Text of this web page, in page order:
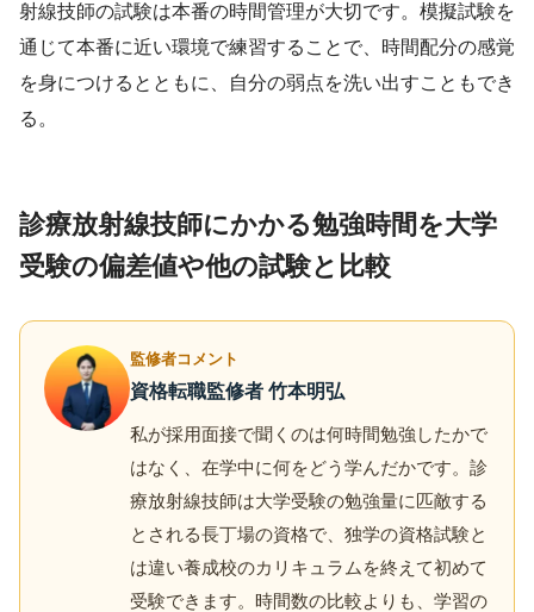
射線技師の試験は本番の時間管理が大切です。模擬試験を
通じて本番に近い環境で練習することで、時間配分の感覚
を身につけるとともに、自分の弱点を洗い出すこともでき
る。
診療放射線技師にかかる勉強時間を大学
受験の偏差値や他の試験と比較
監修者コメント
資格転職監修者 竹本明弘
私が採用面接で聞くのは何時間勉強したかで
はなく、在学中に何をどう学んだかです。診
療放射線技師は大学受験の勉強量に匹敵する
とされる長丁場の資格で、独学の資格試験と
は違い養成校のカリキュラムを終えて初めて
受験できます。時間数の比較よりも、学習の